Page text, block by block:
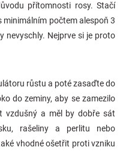
přítomnosti rosy. Stačí
minimálním počtem alespoň 3
nevyschly. Nejprve si je proto
růstu a poté zasaďte do
do zeminy, aby se zamezilo
vzdušný a měl by dobře sát
rašeliny a perlitu nebo
vhodné ošetřit proti vzniku